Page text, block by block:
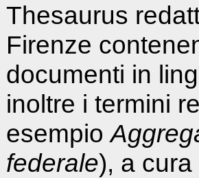
Thesaurus
Firenze
documenti in
inoltre i termini
esempio
federale), a